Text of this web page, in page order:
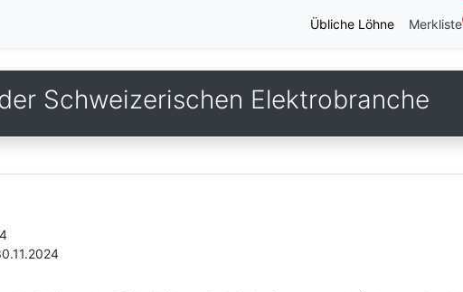
Übliche Löhne Merkliste
Schweizerischen Elektrobranche